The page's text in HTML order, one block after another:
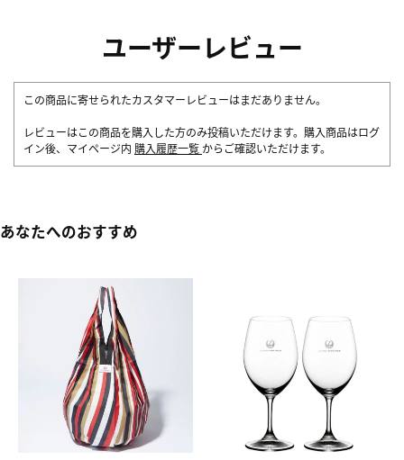
ユーザーレビュー
この商品に寄せられたカスタマーレビューはまだありません。
レビューはこの商品を購入した方のみ投稿いただけます。購入商品はログ
イン後、マイページ内 購入履歴一覧 からご確認いただけます。
あなたへのおすすめ